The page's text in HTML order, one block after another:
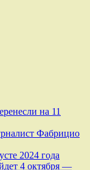
на 11
Фабрицио
2024 года
4 октября —